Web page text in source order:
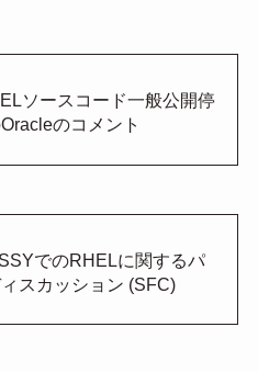
ソースコード一般公開停
のコメント
でのRHELに関するパ
スカッション (SFC)